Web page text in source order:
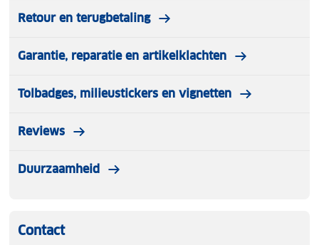
Retour en terugbetaling
Garantie, reparatie en artikelklachten
Tolbadges, milieustickers en vignetten
Reviews
Duurzaamheid
Contact